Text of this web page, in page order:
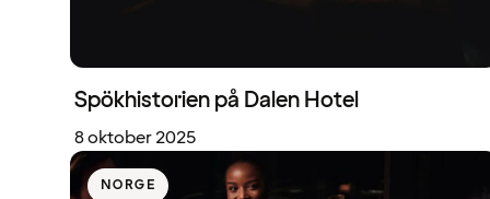
Spökhistorien på Dalen Hotel
8 oktober 2025
NORGE